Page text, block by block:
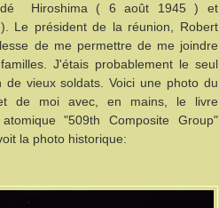
Hiroshima ( 6 août 1945 ) et
Le président de la réunion, Robert
de me permettre de me joindre
J'étais probablement le seul
de vieux soldats. Voici une photo du
et de moi avec, en mains, le livre
"509th Composite Group"
la photo historique: